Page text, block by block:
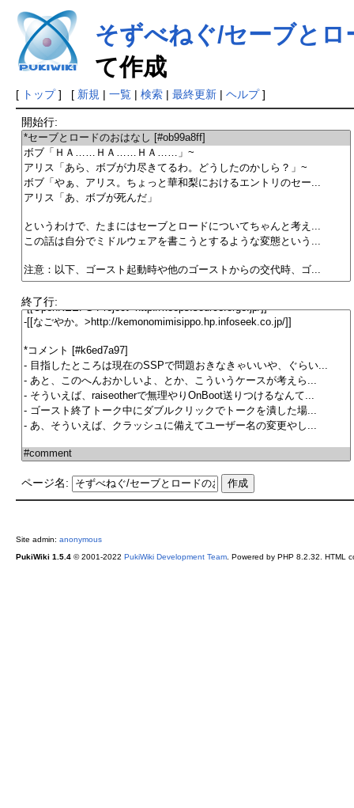
そずべねぐ/セーブと
て作成
[ トップ] [ 新規 | 一覧| 検索| 最終更新| ヘルプ]
開始行:
終了行:
ページ名:
Site admin: anonymous
PukiWiki 1.5.4© 2001-2022 PukiWiki Development Team. Powered by PHP 8.2.32. HTML